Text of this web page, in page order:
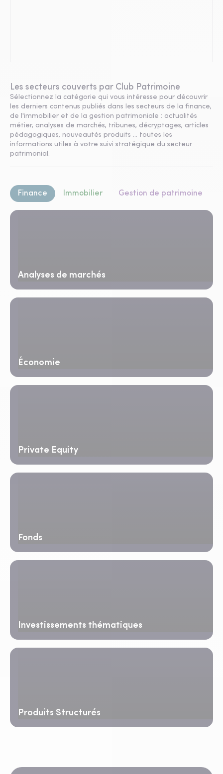
Les secteurs couverts par Club Patrimoine
Sélectionnez la catégorie qui vous intéresse pour découvrir
les derniers contenus publiés dans les secteurs de la finance,
de l'immobilier et de la gestion patrimoniale : actualités
métier, analyses de marchés, tribunes, décryptages, articles
pédagogiques, nouveautés produits ... toutes les
informations utiles à votre suivi stratégique du secteur
patrimonial.
Finance Immobilier Gestion de patrimoine
Analyses de marchés
Économie
Private Equity
Fonds
Investissements thématiques
Produits Structurés